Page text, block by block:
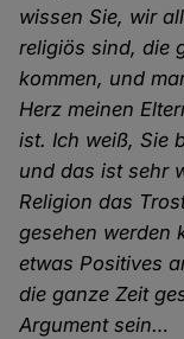
wissen Sie, wir
religiös sind, die
kommen, und
Herz meinen
ist. Ich weiß, Sie
und das ist sehr
Religion das
gesehen werden
etwas Positives
die ganze Zeit
Argument sein…